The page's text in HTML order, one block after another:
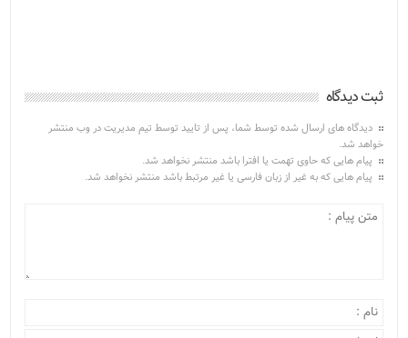
ثبت دیدگاه
دیدگاه های ارسال شده توسط شما، پس از تایید توسط تیم مدیریت در وب منتشر
خواهد شد.
پیام هایی که حاوی تهمت یا افترا باشد منتشر نخواهد شد.
پیام هایی که به غیر از زبان فارسی یا غیر مرتبط باشد منتشر نخواهد شد.